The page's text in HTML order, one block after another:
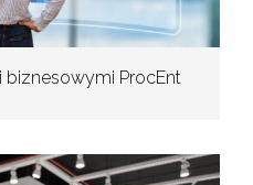
biznesowymi ProcEnt